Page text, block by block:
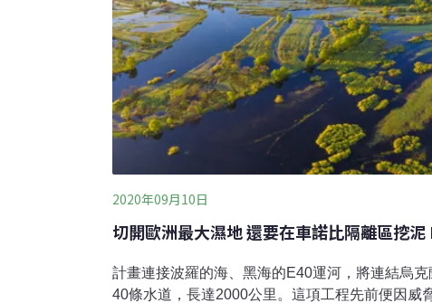
2020年09月10日
切開歐洲最大濕地 還要在車諾比隔離區挖
計畫連接波羅的海、黑海的E40運河，將連結烏
40條水道，長達2000公里。這項工程先前便因威